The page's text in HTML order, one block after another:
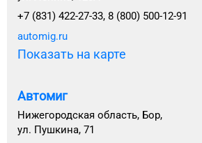
+7 (831) 422-27-33, 8 (800) 500-12-91
automig.ru
Показать на карте
Автомиг
Нижегородская область, Бор,
ул. Пушкина, 71